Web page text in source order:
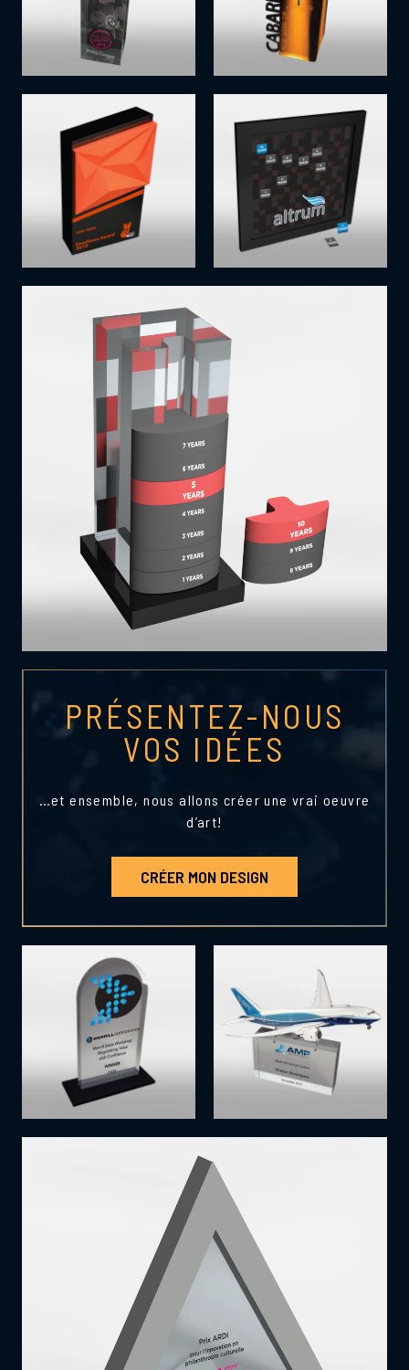
PRÉSENTEZ-NOUS
VOS IDÉES
…et ensemble, nous allons créer une vrai oeuvre
d’art!
CRÉER MON DESIGN